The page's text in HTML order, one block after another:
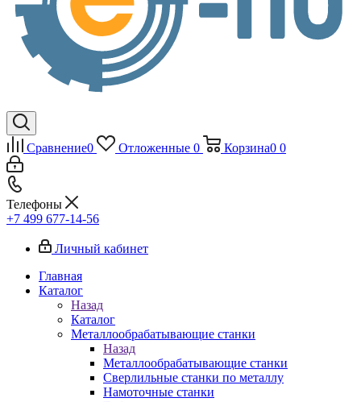
Сравнение0 Отложенные 0 Корзина0 0
Телефоны
+7 499 677-14-56
Личный кабинет
Главная
Каталог
Назад
Каталог
Металлообрабатывающие станки
Назад
Металлообрабатывающие станки
Сверлильные станки по металлу
Намоточные станки